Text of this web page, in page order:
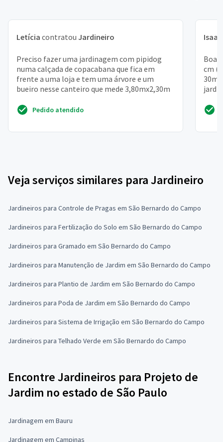
Letícia contratou Jardineiro
Preciso fazer uma jardinagem com pipidog
numa calçada de copacabana que fica em
frente a uma loja e tem uma árvore e um
bueiro nesse canteiro que mede 3,80mx2,30m
Pedido atendido
Isaac
Boa
cm
Veja serviços similares para Jardineiro
Jardineiros para Controle de Pragas em São Bernardo do Campo
Jardineiros para Fertilização do Solo em São Bernardo do Campo
Jardineiros para Gramado em São Bernardo do Campo
Jardineiros para Manutenção de Jardim em São Bernardo do Campo
Jardineiros para Plantio de Jardim em São Bernardo do Campo
Jardineiros para Poda de Jardim em São Bernardo do Campo
Jardineiros para Sistema de Irrigação em São Bernardo do Campo
Jardineiros para Telhado Verde em São Bernardo do Campo
Encontre Jardineiros para Projeto de
Jardim no estado de São Paulo
Jardinagem em Bauru
Jardinagem em Campinas